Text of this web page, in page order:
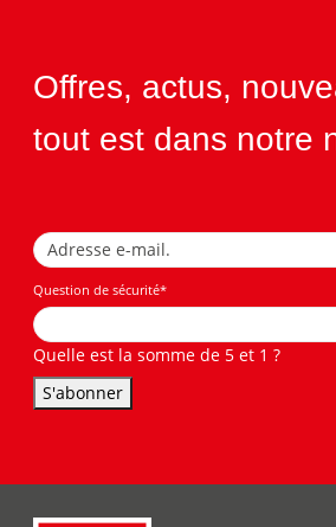
Offres, actus,
tout est dans notre
Question de sécurité*
Quelle est la somme de 5 et 1 ?
S'abonner